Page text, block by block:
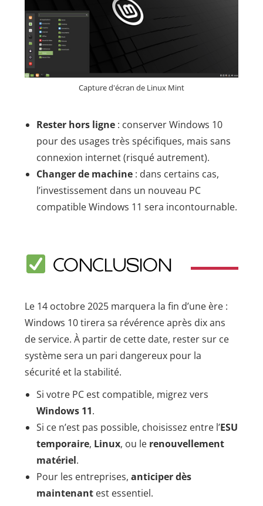
Capture d'écran de Linux Mint
Rester hors ligne : conserver Windows 10
pour des usages très spécifiques, mais sans
connexion internet (risqué autrement).
Changer de machine : dans certains cas,
l’investissement dans un nouveau PC
compatible Windows 11 sera incontournable.
CONCLUSION
Le 14 octobre 2025 marquera la fin d’une ère :
Windows 10 tirera sa révérence après dix ans
de service. À partir de cette date, rester sur ce
système sera un pari dangereux pour la
sécurité et la stabilité.
Si votre PC est compatible, migrez vers
Windows 11.
Si ce n’est pas possible, choisissez entre l’ESU
temporaire, Linux, ou le renouvellement
matériel.
Pour les entreprises,anticiper dès
maintenant est essentiel.